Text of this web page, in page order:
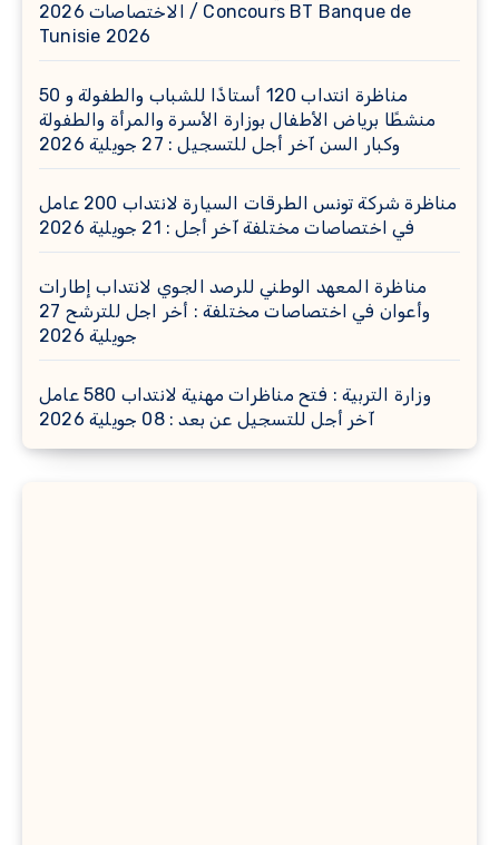
الاختصاصات 2026 / Concours BT Banque de
Tunisie 2026
مناظرة انتداب 120 أستاذًا للشباب والطفولة و 50
منشطًا برياض الأطفال بوزارة الأسرة والمرأة والطفولة
وكبار السن آخر أجل للتسجيل : 27 جويلية 2026
مناظرة شركة تونس الطرقات السيارة لانتداب 200 عامل
في اختصاصات مختلفة آخر أجل : 21 جويلية 2026
مناظرة المعهد الوطني للرصد الجوي لانتداب إطارات
وأعوان في اختصاصات مختلفة : أخر اجل للترشح 27
جويلية 2026
وزارة التربية : فتح مناظرات مهنية لانتداب 580 عامل
آخر أجل للتسجيل عن بعد : 08 جويلية 2026